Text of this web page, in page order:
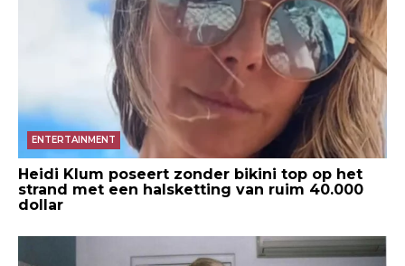
ENTERTAINMENT
Heidi Klum poseert zonder bikini top op het
strand met een halsketting van ruim 40.000
dollar